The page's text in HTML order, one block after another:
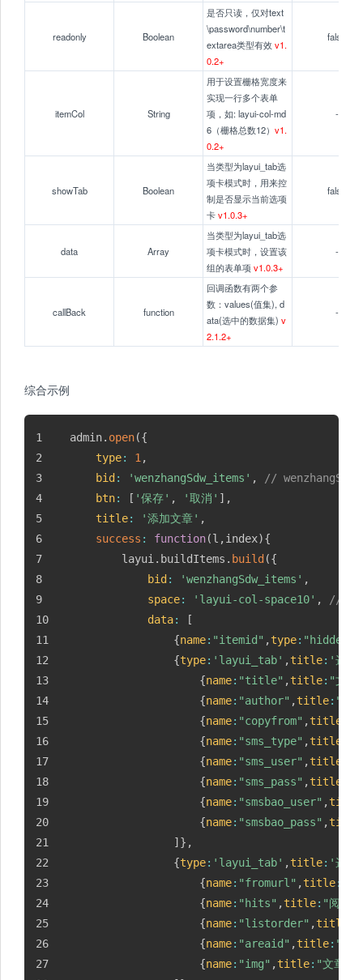
readonly Boolean
是否只读，仅对text
\password\number\t
extarea类型有效v1.
0.2+
false
itemCol String
用于设置栅格宽度来
实现一行多个表单
项，如: layui-col-md
6（栅格总数12）v1.
0.2+
-
showTab Boolean
当类型为layui_tab选
项卡模式时，用来控
制是否显示当前选项
卡v1.0.3+
false
data Array
当类型为layui_tab选
项卡模式时，设置该
组的表单项v1.0.3+
-
callBack function
回调函数有两个参
数：values(值集), d
ata(选中的数据集)v
2.1.2+
-
综合示例
admin. open({
type: 1 ,
bid : 'wenzhangSdw_items' ,
//
btn: [ '保存' , '取消' ] ,
title: '添加文章' ,
success : function(l ,index){
		layui
. buildItems . build ({
bid : 'wenzhangSdw_items' ,
space: 'layui-col-space10' ,
//设
data:
[
{name: "itemid" ,type: "hidden"
{type: 'layui_tab' ,title: '选项
{name: "title" ,title: "文章
{name: "author" ,title: "文
{name: "copyfrom" ,title
{name: "sms_type" ,title
{name: "sms_user" ,title
{name: "sms_pass" ,title
{name: "smsbao_user" ,title
{name: "smsbao_pass" ,title
] } ,
{type: 'layui_tab' ,title: '选项
{name: "fromurl" ,title:
{name: "hits" ,title: "阅读
{name: "listorder" ,title
{name: "areaid" ,title: "所
{name: "img" ,title: "文章图